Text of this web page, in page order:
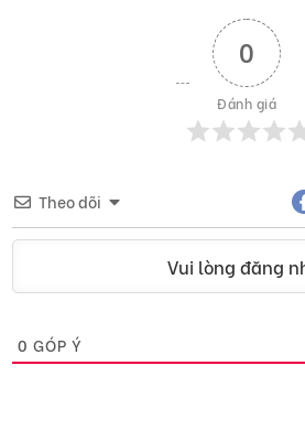
0
Đánh giá
Theo dõi
Vui lòng đăng
0 GÓP Ý